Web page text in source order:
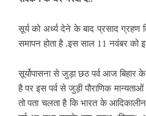
सूर्य को अर्ध्य देने के बाद प्रसाद ग्रहण
समापन होता है .इस साल 11 नवंबर को
सूर्योपासना से जुड़ा छठ पर्व आज बिहार
है पर इस पर्व से जुड़ी पौराणिक
तो पता चलता है किभारत के